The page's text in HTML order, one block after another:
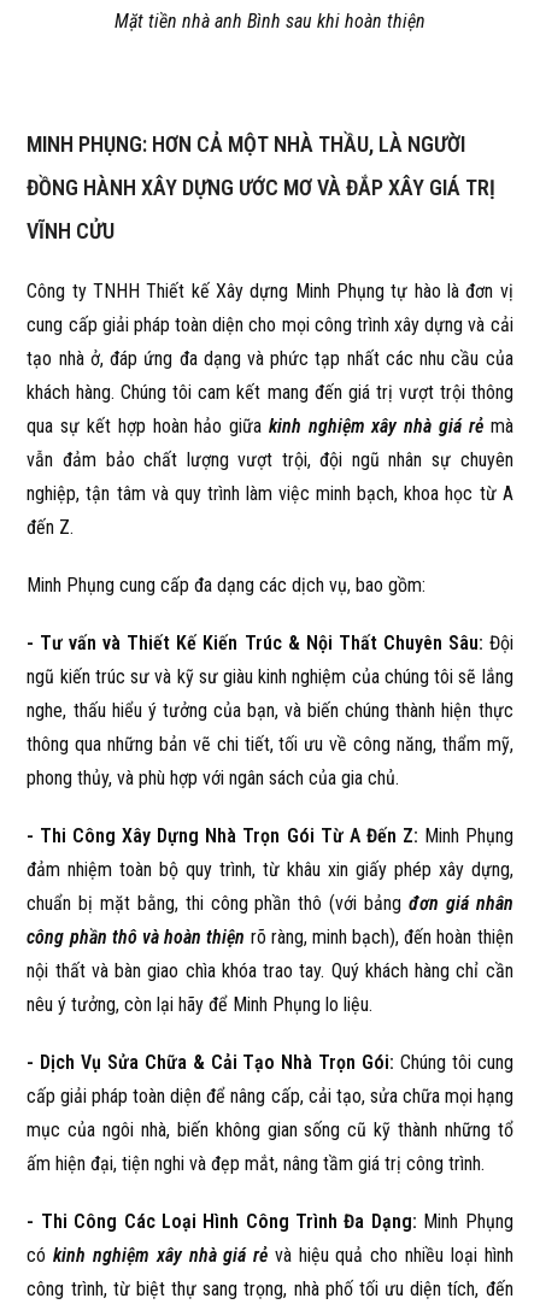
Mặt tiền nhà anh Bình sau khi hoàn thiện
MINH PHỤNG: HƠN CẢ MỘT NHÀ THẦU, LÀ NGƯỜI
ĐỒNG HÀNH XÂY DỰNG ƯỚC MƠ VÀ ĐẮP XÂY GIÁ TRỊ
VĨNH CỬU
Công ty TNHH Thiết kế Xây dựng Minh Phụng tự hào là đơn vị
cung cấp giải pháp toàn diện cho mọi công trình xây dựng và cải
tạo nhà ở, đáp ứng đa dạng và phức tạp nhất các nhu cầu của
khách hàng. Chúng tôi cam kết mang đến giá trị vượt trội thông
qua sự kết hợp hoàn hảo giữa kinh nghiệm xây nhà giá rẻmà
vẫn đảm bảo chất lượng vượt trội, đội ngũ nhân sự chuyên
nghiệp, tận tâm và quy trình làm việc minh bạch, khoa học từ A
đến Z.
Minh Phụng cung cấp đa dạng các dịch vụ, bao gồm:
- Tư vấn và Thiết Kế Kiến Trúc & Nội Thất Chuyên Sâu: Đội
ngũ kiến trúc sư và kỹ sư giàu kinh nghiệm của chúng tôi sẽ lắng
nghe, thấu hiểu ý tưởng của bạn, và biến chúng thành hiện thực
thông qua những bản vẽ chi tiết, tối ưu về công năng, thẩm mỹ,
phong thủy, và phù hợp với ngân sách của gia chủ.
- Thi Công Xây Dựng Nhà Trọn Gói Từ A Đến Z: Minh Phụng
đảm nhiệm toàn bộ quy trình, từ khâu xin giấy phép xây dựng,
chuẩn bị mặt bằng, thi công phần thô (với bảng đơn giá nhân
công phần thô và hoàn thiện rõ ràng, minh bạch), đến hoàn thiện
nội thất và bàn giao chìa khóa trao tay. Quý khách hàng chỉ cần
nêu ý tưởng, còn lại hãy để Minh Phụng lo liệu.
- Dịch Vụ Sửa Chữa & Cải Tạo Nhà Trọn Gói: Chúng tôi cung
cấp giải pháp toàn diện để nâng cấp, cải tạo, sửa chữa mọi hạng
mục của ngôi nhà, biến không gian sống cũ kỹ thành những tổ
ấm hiện đại, tiện nghi và đẹp mắt, nâng tầm giá trị công trình.
- Thi Công Các Loại Hình Công Trình Đa Dạng: Minh Phụng
cókinh nghiệm xây nhà giá rẻ và hiệu quả cho nhiều loại hình
công trình, từ biệt thự sang trọng, nhà phố tối ưu diện tích, đến